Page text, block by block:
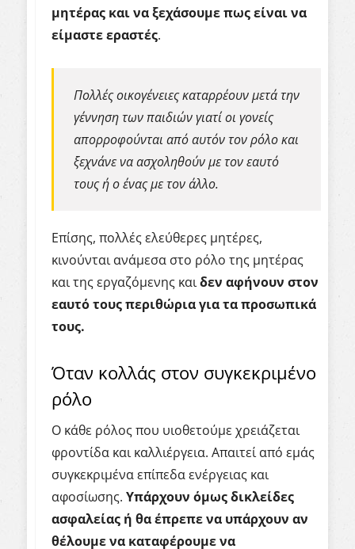
μητέρας και να ξεχάσουμε πως είναι να
είμαστε εραστές.
Πολλές οικογένειες καταρρέουν μετά την
γέννηση των παιδιών γιατί οι γονείς
απορροφούνται από αυτόν τον ρόλο και
ξεχνάνε να ασχοληθούν με τον εαυτό
τους ή ο ένας με τον άλλο.
Επίσης, πολλές ελεύθερες μητέρες,
κινούνται ανάμεσα στο ρόλο της μητέρας
και της εργαζόμενης καιδεν αφήνουν στον
εαυτό τους περιθώρια για τα προσωπικά
τους.
Όταν κολλάς στον συγκεκριμένο
ρόλο
Ο κάθε ρόλος που υιοθετούμε χρειάζεται
φροντίδα και καλλιέργεια. Απαιτεί από εμάς
συγκεκριμένα επίπεδα ενέργειας και
αφοσίωσης. Υπάρχουν όμως δικλείδες
ασφαλείας ή θα έπρεπε να υπάρχουν αν
θέλουμε να καταφέρουμε να